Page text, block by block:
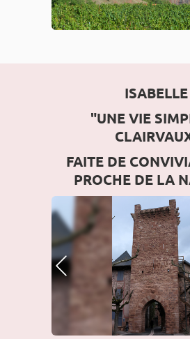
ISABELLE
"UNE VIE
FAITE DE
PROCHE DE LA